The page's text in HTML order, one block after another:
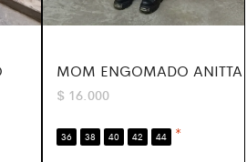
MOM ENGOMADO ANITTA
$ 16.000
36 38 40 42 44 *